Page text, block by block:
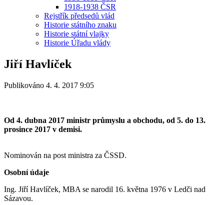
1918-1938 ČSR
Rejstřík předsedů vlád
Historie státního znaku
Historie státní vlajky
Historie Úřadu vlády
Jiří Havlíček
Publikováno 4. 4. 2017 9:05
Od 4. dubna 2017 ministr průmyslu a obchodu, od 5. do 13.
prosince 2017 v demisi.
Nominován na post ministra za ČSSD.
Osobní údaje
Ing. Jiří Havlíček, MBA se narodil 16. května 1976 v Ledči nad
Sázavou.